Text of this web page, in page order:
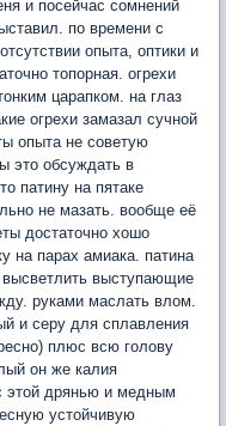
и посейчас сомнений
по времени с
опыта, оптики и
топорная. огрехи
царапком. на глаз
огрехи замазал сучной
опыта не советую
это обсуждать в
патину на пятаке
не мазать. вообще её
достаточно хошо
на парах амиака. патина
высветлить выступающие
руками маслать влом.
и серу для сплавления
плюс всю голову
он же калия
этой дрянью и медным
устойчивую